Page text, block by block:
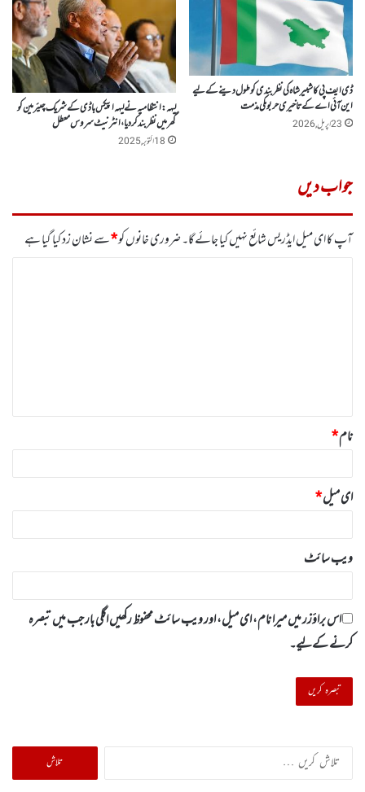
ڈی ایف پی کا شبیر شاہ کی نظر بندی کو طول دینے کے لیے
این آئی اے کے تاخیری حربوںکی مذمت
23 اپریل, 2026
لیہہ:انتظامیہ نے لیہہ اپیکس باڈی کے شریک چیئرمین کو
گھر میں نظر بند کر دیا، انٹرنیٹ سروس معطل
18 اکتوبر, 2025
جواب دیں
آپ کا ای میل ایڈریس شائع نہیں کیا جائے گا۔ضروری خانوں کو*سے نشان زد کیا گیا ہے
نام*
ای میل*
ویب‌ سائٹ
اس براؤزر میں میرا نام، ای میل، اور ویب سائٹ محفوظ رکھیں اگلی بار جب میں تبصرہ
کرنے کےلیے۔
تلاش
کریں